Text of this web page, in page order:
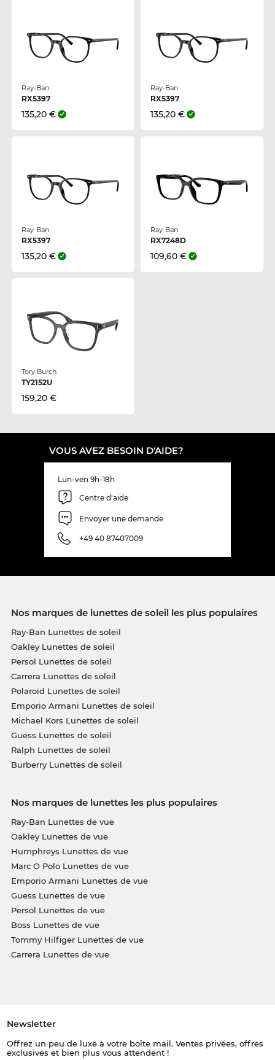
Ray-Ban
RX5397
135,20 €
Ray-Ban
RX5397
135,20 €
Ray-Ban
RX5397
135,20 €
Ray-Ban
RX7248D
109,60 €
Tory Burch
TY2152U
159,20 €
VOUS AVEZ BESOIN D'AIDE?
Lun-ven 9h-18h
Centre d'aide
Envoyer une demande
+49 40 87407009
Nos marques de lunettes de soleil les plus populaires
Ray-Ban Lunettes de soleil
Oakley Lunettes de soleil
Persol Lunettes de soleil
Carrera Lunettes de soleil
Polaroid Lunettes de soleil
Emporio Armani Lunettes de soleil
Michael Kors Lunettes de soleil
Guess Lunettes de soleil
Ralph Lunettes de soleil
Burberry Lunettes de soleil
Nos marques de lunettes les plus populaires
Ray-Ban Lunettes de vue
Oakley Lunettes de vue
Humphreys Lunettes de vue
Marc O Polo Lunettes de vue
Emporio Armani Lunettes de vue
Guess Lunettes de vue
Persol Lunettes de vue
Boss Lunettes de vue
Tommy Hilfiger Lunettes de vue
Carrera Lunettes de vue
Newsletter
Offrez un peu de luxe à votre boîte mail. Ventes privées, offres
exclusives et bien plus vous attendent !